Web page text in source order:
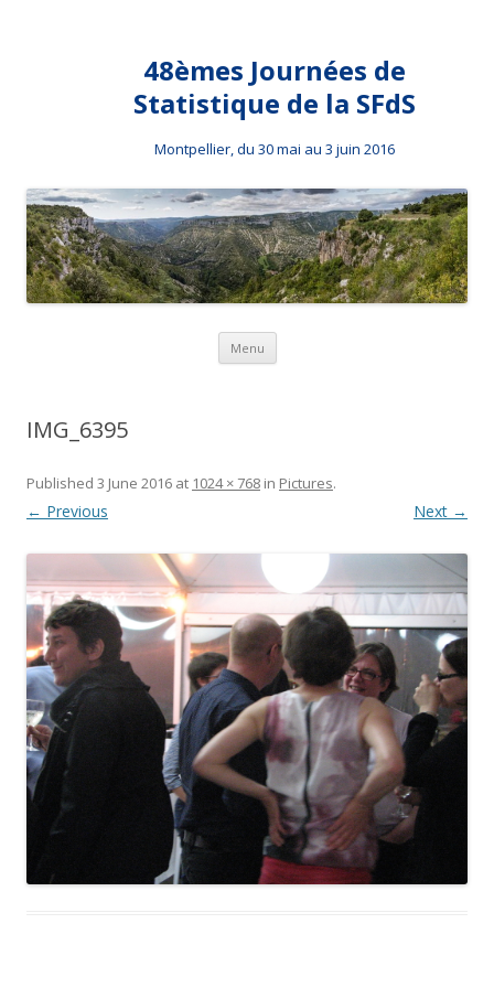
48èmes Journées de
Statistique de la SFdS
Montpellier, du 30 mai au 3 juin 2016
Menu Skip to content
IMG_6395
Published 3 June 2016 at 1024 × 768 in Pictures.
← Previous Next →